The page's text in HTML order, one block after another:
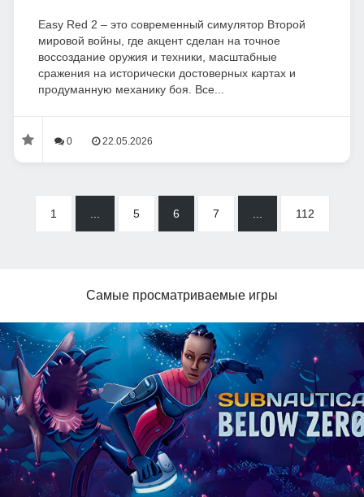
Easy Red 2 – это современный симулятор Второй
мировой войны, где акцент сделан на точное
воссоздание оружия и техники, масштабные
сражения на исторически достоверных картах и
продуманную механику боя. Все...
0 22.05.2026
1 5 6 7 112
Самые просматриваемые игры